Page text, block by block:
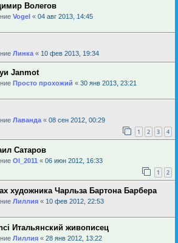
Волегов
Vogel « 04 авг 2013, 14:45
Линка « 10 фев 2013, 19:34
Janmot
Просто прохожий « 30 янв 2013, 23:21
Лаванда « 08 сен 2012, 00:29
1 2 3 4
Сатаров
Ol_2011 « 06 июн 2012, 16:33
1 2
художника Чарльза Бартона Барбера
Лиллия « 10 фев 2012, 22:53
Итальянский живописец
Лиллия « 28 янв 2012, 13:22